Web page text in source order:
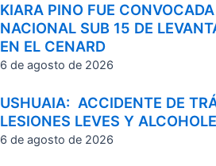
KIARA PINO FUE
NACIONAL SUB 15 DE
EN EL CENARD
6 de agosto de 2026
USHUAIA: ACCIDENTE DE
LESIONES LEVES Y
6 de agosto de 2026